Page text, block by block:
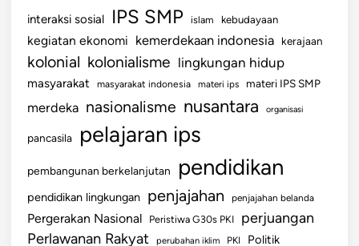
interaksi sosial IPS SMP islam kebudayaan
kegiatan ekonomi kemerdekaan indonesia kerajaan
kolonial kolonialisme lingkungan hidup
masyarakat masyarakat indonesia materi ips materi IPS SMP
merdeka nasionalisme nusantara organisasi
pancasila pelajaran ips
pembangunan berkelanjutan pendidikan
pendidikan lingkungan penjajahan penjajahan belanda
Pergerakan Nasional Peristiwa G30s PKI perjuangan
Perlawanan Rakyat perubahan iklim PKI Politik